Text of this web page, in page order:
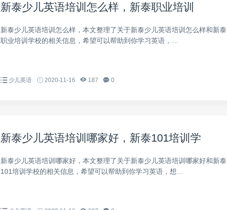
新泰少儿英语培训怎么样，新泰职业培训
新泰少儿英语培训怎么样，本文整理了关于新泰少儿英语培训怎么样和新泰
职业培训学校的相关信息，希望可以帮助到你学习英语，…
少儿英语 2020-11-16 187 0
新泰少儿英语培训哪家好，新泰101培训学
新泰少儿英语培训哪家好，本文整理了关于新泰少儿英语培训哪家好和新泰
101培训学校的相关信息，希望可以帮助到你学习英语，想…